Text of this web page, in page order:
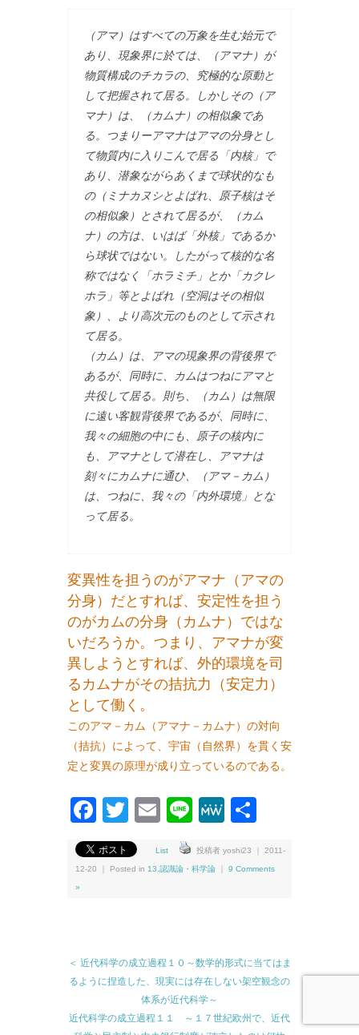
（アマ）はすべての万象を生む始元で
あり、現象界に於ては、（アマナ）が
物質構成のチカラの、究極的な原動と
して把握されて居る。しかしその（ア
マナ）は、（カムナ）の相似象であ
る。つまりーアマナはアマの分身とし
て物質内に入りこんで居る「内核」で
あり、潜象ながらあくまで球状的なも
の（ミナカヌシとよばれ、原子核はそ
の相似象）とされて居るが、（カム
ナ）の方は、いはば「外核」であるか
ら球状ではない。したがって核的な名
称ではなく「ホラミチ」とか「カクレ
ホラ」等とよばれ（空洞はその相似
象）、より高次元のものとして示され
て居る。
（カム）は、アマの現象界の背後界で
あるが、同時に、カムはつねにアマと
共役して居る。則ち、（カム）は無限
に遠い客観背後界であるが、同時に、
我々の細胞の中にも、原子の核内に
も、アマナとして潜在し、アマナは
刻々にカムナに通ひ、（アマ－カム）
は、つねに、我々の「内外環境」とな
って居る。
変異性を担うのがアマナ（アマの
分身）だとすれば、安定性を担う
のがカムの分身（カムナ）ではな
いだろうか。つまり、アマナが変
異しようとすれば、外的環境を司
るカムナがその拮抗力（安定力）
として働く。
このアマ－カム（アマナ－カムナ）の対向
（拮抗）によって、宇宙（自然界）を貫く安
定と変異の原理が成り立っているのである。
Facebook
Twitter
EmailLineMeWe
List 投稿者 yoshi23 ｜ 2011-
12-20 ｜ Posted in 13.認識論・科学論 9 Comments
»
＜ 近代科学の成立過程１０～数学的形式に当てはま
るように捏造した、現実には存在しない架空観念の
体系が近代科学～
近代科学の成立過程１１ ～１７世紀欧州で、近代